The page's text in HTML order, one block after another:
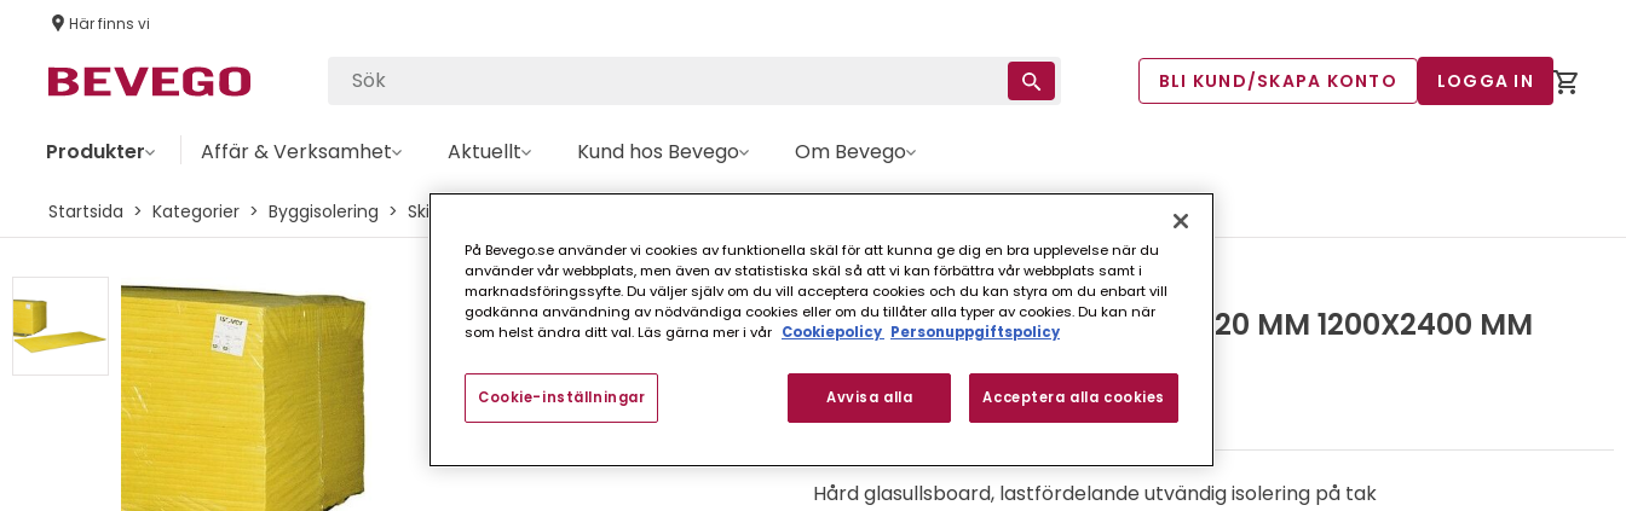
Här finns vi
BLI KUND/SKAPA KONTO LOGGA IN
Produkter Affär & Verksamhet Aktuellt Kund hos Bevego Om Bevego
Startsida Kategorier Byggisolering Skivor
Isover
TAKBOARD ROBUST ISOVER 20 MM 1200X2400 MM
FINNS I FLER VARIANTER (2)
Hård glasullsboard, lastfördelande utvändig isolering på tak
På Bevego.se använder vi cookies av funktionella skäl för att kunna ge dig en bra upplevelse när du
använder vår webbplats, men även av statistiska skäl så att vi kan förbättra vår webbplats samt i
marknadsföringssyfte. Du väljer själv om du vill acceptera cookies och du kan styra om du enbart vill
godkänna användning av nödvändiga cookies eller om du tillåter alla typer av cookies. Du kan när
som helst ändra ditt val. Läs gärna mer i vår Cookiepolicy Personuppgiftspolicy
Avvisa alla Acceptera alla cookies
Cookie-inställningar